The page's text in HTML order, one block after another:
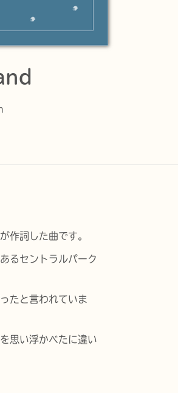
作詞した曲です。
るセントラルパーク
たと言われていま
思い浮かべたに違い